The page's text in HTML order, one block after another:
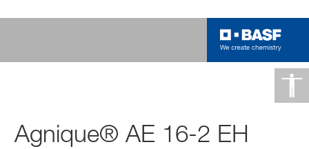
Agnique® AE 16-2 EH